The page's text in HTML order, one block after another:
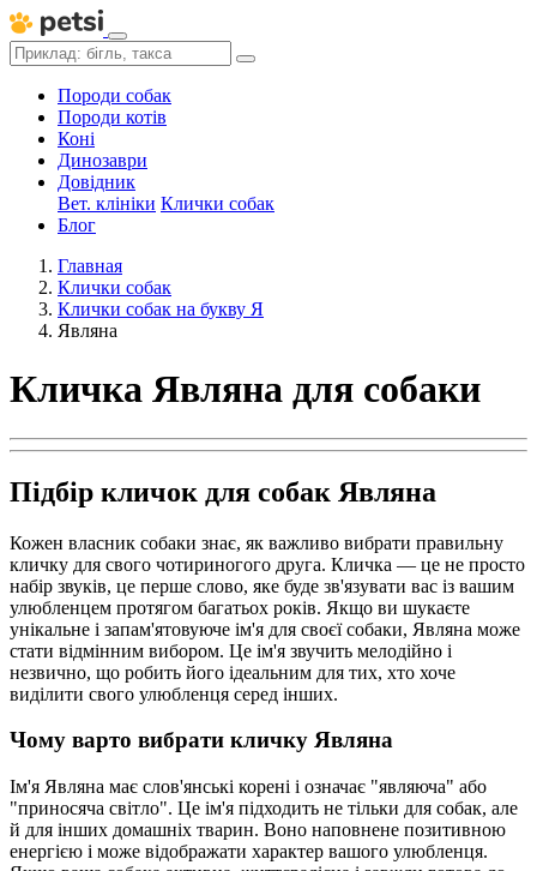
Породи собак
Породи котів
Коні
Динозаври
Довідник
Вет. клініки Клички собак
Блог
Главная
Клички собак
Клички собак на букву Я
Являна
Кличка Являна для собаки
Підбір кличок для собак Являна
Кожен власник собаки знає, як важливо вибрати правильну
кличку для свого чотириногого друга. Кличка — це не просто
набір звуків, це перше слово, яке буде зв'язувати вас із вашим
улюбленцем протягом багатьох років. Якщо ви шукаєте
унікальне і запам'ятовуюче ім'я для своєї собаки, Являна може
стати відмінним вибором. Це ім'я звучить мелодійно і
незвично, що робить його ідеальним для тих, хто хоче
виділити свого улюбленця серед інших.
Чому варто вибрати кличку Являна
Ім'я Являна має слов'янські корені і означає "являюча" або
"приносяча світло". Це ім'я підходить не тільки для собак, але
й для інших домашніх тварин. Воно наповнене позитивною
енергією і може відображати характер вашого улюбленця.